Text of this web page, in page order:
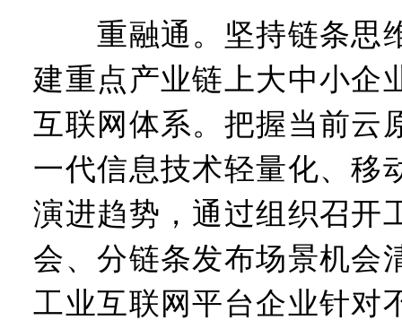
重融通。坚持链条思
建重点产业链上大中小企
互联网体系。把握当前云
一代信息技术轻量化、移
演进趋势，通过组织召开
会、分链条发布场景机会
工业互联网平台企业针对